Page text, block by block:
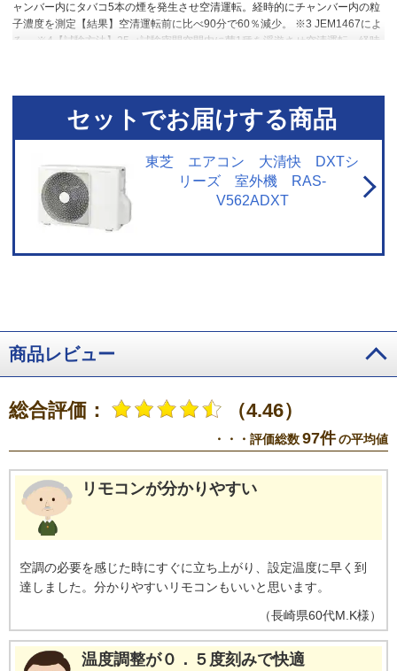
ャンバー内にタバコ5本の煙を発生させ空清運転。経時的にチャンバー内の粒
子濃度を測定【結果】空清運転前に比べ90分で60％減少。 ※3 JEM1467によ
る。 ※4【試験方法】25㎥試験密閉空間内に菌1種を浮遊させ空清運転。経時
けるニオイ成分を全て除去できるわけではない。 ※6 JEM1467による。風
量設定「強」。タバコの有害物質は除去不可。 ◇：家庭用エアコンにおい
て。第三者機関にてPM0.1レベルの粒子（粒径0.09～0.11μm）の除去性能を
確認。2026年5月現在。 ★：閉鎖された実験設備における試験結果によるも
ので、実使用空間での効果を示すものではない。 ※7【試験方法】熱交換器に
菌1種を付着させ手動クリーニング運転を実行。クリーニング前後の菌数を測
定し比較【結果】99%減少。 ※8 冷房洗浄中は室内温度が下がる場合あり。
暖房乾燥中は室内温度が上がる場合あり。室温が変動するので外出時等の実
荷時は設定されておらず、別途設定が必要。 ※11 冷房：11畳試験室で通常
費電力量比較。通常暖房時256Wh、日あたり節電運転時251Wh。※12 サービ
スのご利用には以下の準備が必要です。●常時接続のブロードバンド回線●ス
マートフォン（タブレットは動作対象外です。また、すべてのスマートフォ
の接続は2.4GHz帯を使用します。）* アプリは無料でお使いいただけます
が、ダウンロードおよびサービス利用時に必要な通信費は、お客様のご負担
となります。* 画面はイメージです。実際のアプリ画面とは異なる場合があり
があります。また、提供されるサービスについても予告なく終了することが
あります。
セットでお届けする商品
東芝 エアコン 大清快 DXTシ
リーズ 室外機 RAS-
V562ADXT
商品レビュー
総合評価： （4.46）
・・・評価総数97件の平均値
リモコンが分かりやすい
空調の必要を感じた時にすぐに立ち上がり、設定温度に早く到
達しました。分かりやすいリモコンもいいと思います。
（長崎県60代M.K様）
温度調整が０．５度刻みで快適